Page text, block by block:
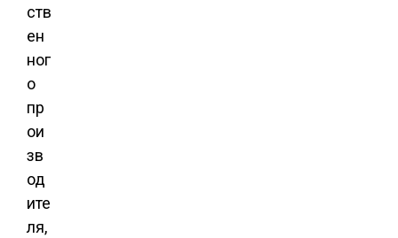
ств
ен
ног
о
пр
ои
зв
од
ите
ля,